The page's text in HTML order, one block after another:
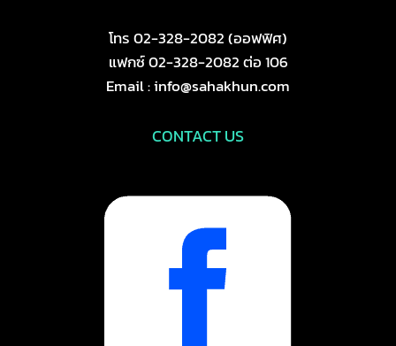
โทร 02-328-2082 (ออฟฟิศ)
แฟกซ์ 02-328-2082 ต่อ 106
Email : info@sahakhun.com
CONTACT US